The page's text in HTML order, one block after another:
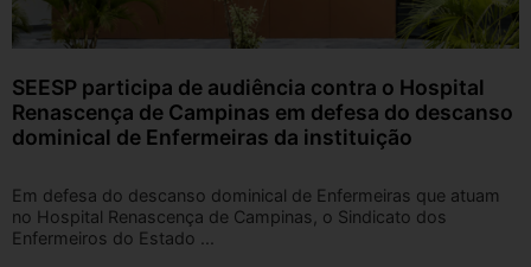
SEESP participa de audiência contra o Hospital
Renascença de Campinas em defesa do descanso
dominical de Enfermeiras da instituição
Em defesa do descanso dominical de Enfermeiras que atuam
no Hospital Renascença de Campinas, o Sindicato dos
Enfermeiros do Estado ...